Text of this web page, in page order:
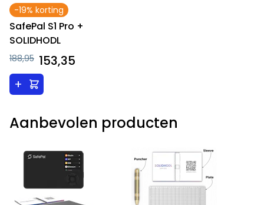
-19% korting
SafePal S1 Pro +
SOLIDHODL
188,95 153,35
+
Aanbevolen producten